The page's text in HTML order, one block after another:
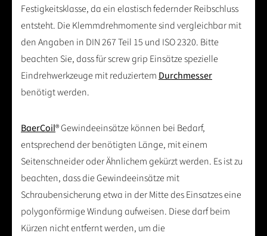
Festigkeitsklasse, da ein elastisch federnder Reibschluss
entsteht. Die Klemmdrehmomente sind vergleichbar mit
den Angaben in DIN 267 Teil 15 und ISO 2320. Bitte
beachten Sie, dass für screw grip Einsätze spezielle
Eindrehwerkzeuge mit reduziertem Durchmesser
benötigt werden.
BaerCoil® Gewindeeinsätze können bei Bedarf,
entsprechend der benötigten Länge, mit einem
Seitenschneider oder Ähnlichem gekürzt werden. Es ist zu
beachten, dass die Gewindeeinsätze mit
Schraubensicherung etwa in der Mitte des Einsatzes eine
polygonförmige Windung aufweisen. Diese darf beim
Kürzen nicht entfernt werden, um die